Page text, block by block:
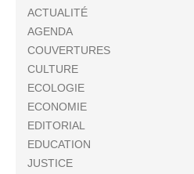
ACTUALITÉ
AGENDA
COUVERTURES
CULTURE
ECOLOGIE
ECONOMIE
EDITORIAL
EDUCATION
JUSTICE